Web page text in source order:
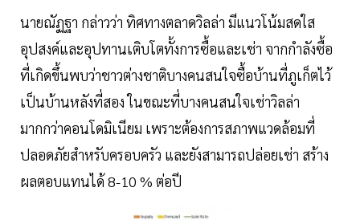
นายณัฏฐา กล่าวว่า ทิศทางตลาดวิลล่า มีแนวโน้มสดใส
อุปสงค์และอุปทานเติบโตทั้งการซื้อและเช่า จากกำลังซื้อ
ที่เกิดขึ้นพบว่าชาวต่างชาติบางคนสนใจซื้อบ้านที่ภูเก็ตไว้
เป็นบ้านหลังที่สอง ในขณะที่บางคนสนใจเช่าวิลล่า
มากกว่าคอนโดมิเนียม เพราะต้องการสภาพแวดล้อมที่
ปลอดภัยสำหรับครอบครัว และยังสามารถปล่อยเช่า สร้าง
ผลตอบแทนได้ 8-10 % ต่อปี